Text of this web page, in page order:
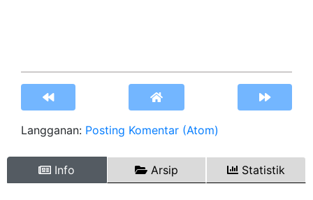
Langganan: Posting Komentar (Atom)
Info Arsip Statistik